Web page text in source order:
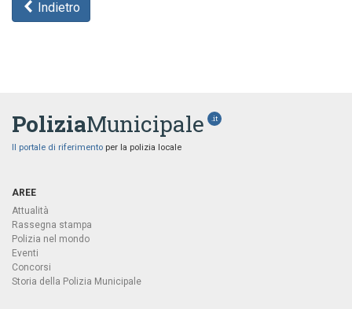
Indietro
PoliziaMunicipale .it
Il portale di riferimento per la polizia locale
AREE
Attualità
Rassegna stampa
Polizia nel mondo
Eventi
Concorsi
Storia della Polizia Municipale